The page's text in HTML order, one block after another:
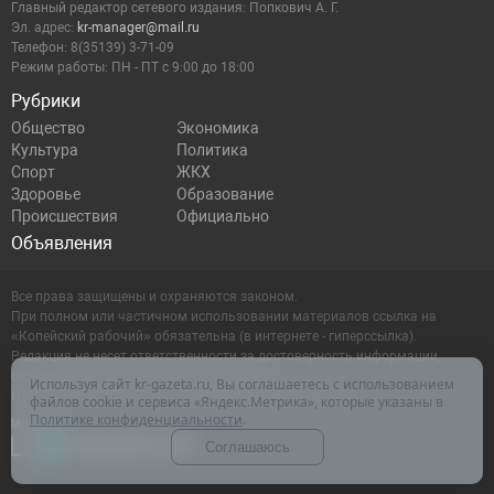
Рубрики
Общество
Экономика
Культура
Политика
Спорт
ЖКХ
Здоровье
Образование
Происшествия
Официально
Объявления
Главный редактор сетевого издания: Попкович А. Г.
Эл. адрес: kr-manager@mail.ru
Телефон: 8(35139) 3-71-09
Режим работы: ПН - ПТ с 9:00 до 18:00
Все права защищены и охраняются законом.
При полном или частичном использовании материалов ссылка на
«Копейский рабочий» обязательна (в интернете - гиперссылка).
Редакция не несет ответственности за достоверность информации,
содержащейся в рекламных объявлениях.
Настоящий ресурс может содержать материалы 16+
Используя сайт kr-gazeta.ru, Вы соглашаетесь с использованием
файлов cookie и сервиса «Яндекс.Метрика», которые указаны в
Политике конфиденциальности.
Соглашаюсь